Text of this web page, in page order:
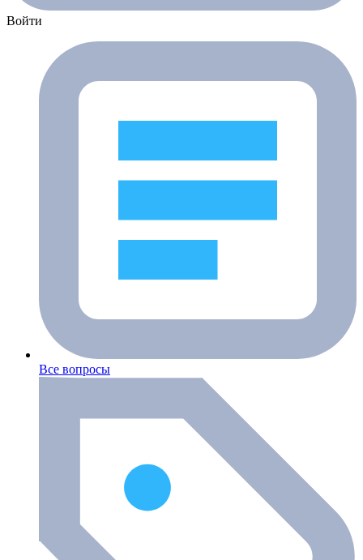
Войти
Все вопросы